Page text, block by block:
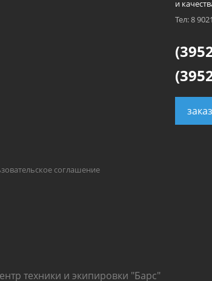
соглашение
и
Тел: 8
техники и экипировки "Барс"